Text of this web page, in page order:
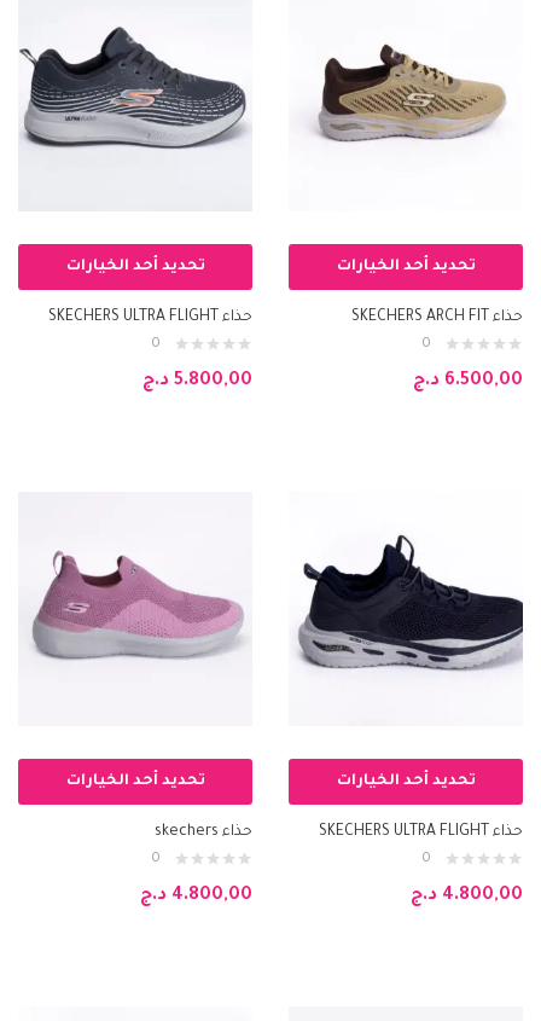
تحديد أحد الخيارات
حذاء SKECHERS ARCH FIT
0
6.500,00 د.ج
تحديد أحد الخيارات
حذاء SKECHERS ULTRA FLIGHT
0
5.800,00 د.ج
تحديد أحد الخيارات
حذاء SKECHERS ULTRA FLIGHT
0
4.800,00 د.ج
تحديد أحد الخيارات
حذاء skechers
0
4.800,00 د.ج